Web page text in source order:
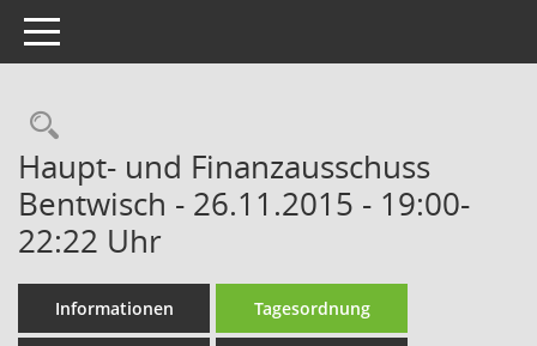
Toggle navigation
Rechercheauswahl
Haupt- und Finanzausschuss
Bentwisch - 26.11.2015 - 19:00-
22:22 Uhr
Informationen Tagesordnung